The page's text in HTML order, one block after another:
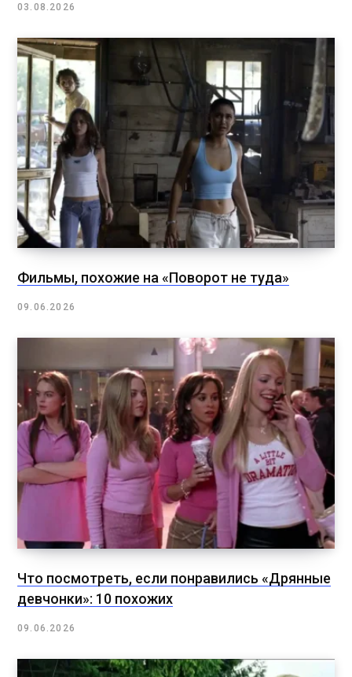
03.08.2026
Фильмы, похожие на «Поворот не туда»
09.06.2026
Что посмотреть, если понравились «Дрянные
девчонки»: 10 похожих
09.06.2026